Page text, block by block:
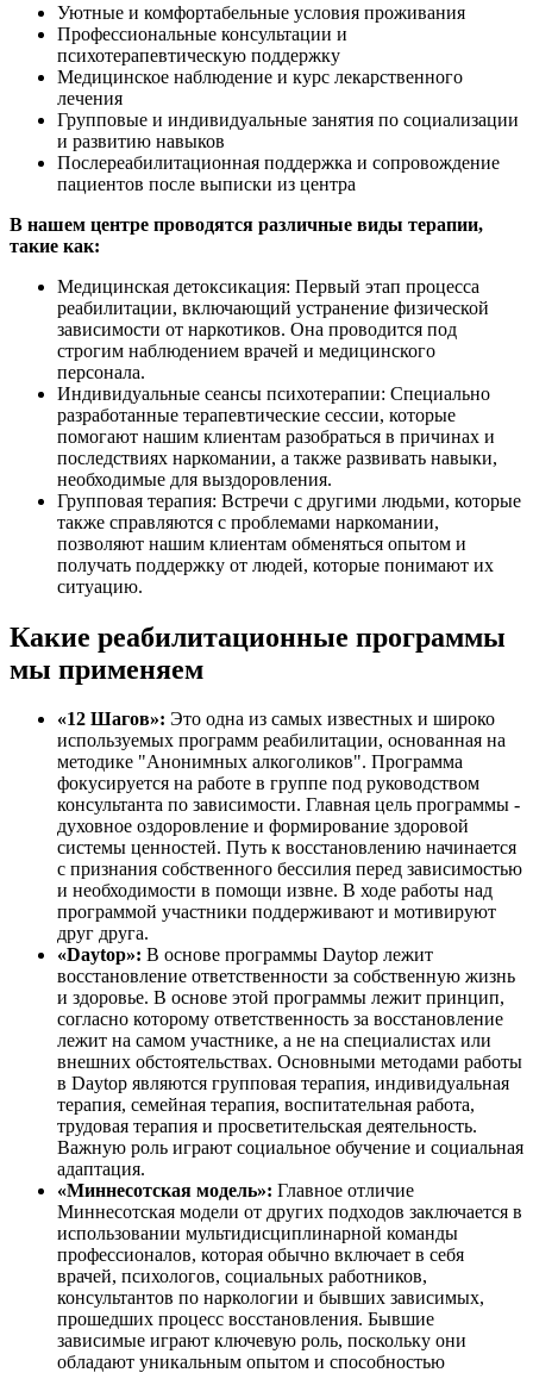
Уютные и комфортабельные условия проживания
Профессиональные консультации и
психотерапевтическую поддержку
Медицинское наблюдение и курс лекарственного
лечения
Групповые и индивидуальные занятия по социализации
и развитию навыков
Послереабилитационная поддержка и сопровождение
пациентов после выписки из центра
В нашем центре проводятся различные виды терапии,
такие как:
Медицинская детоксикация: Первый этап процесса
реабилитации, включающий устранение физической
зависимости от наркотиков. Она проводится под
строгим наблюдением врачей и медицинского
персонала.
Индивидуальные сеансы психотерапии: Специально
разработанные терапевтические сессии, которые
помогают нашим клиентам разобраться в причинах и
последствиях наркомании, а также развивать навыки,
необходимые для выздоровления.
Групповая терапия: Встречи с другими людьми, которые
также справляются с проблемами наркомании,
позволяют нашим клиентам обменяться опытом и
получать поддержку от людей, которые понимают их
ситуацию.
Какие реабилитационные программы
мы применяем
«12 Шагов»: Это одна из самых известных и широко
используемых программ реабилитации, основанная на
методике "Анонимных алкоголиков". Программа
фокусируется на работе в группе под руководством
консультанта по зависимости. Главная цель программы -
духовное оздоровление и формирование здоровой
системы ценностей. Путь к восстановлению начинается
с признания собственного бессилия перед зависимостью
и необходимости в помощи извне. В ходе работы над
программой участники поддерживают и мотивируют
друг друга.
«Daytop»: В основе программы Daytop лежит
восстановление ответственности за собственную жизнь
и здоровье. В основе этой программы лежит принцип,
согласно которому ответственность за восстановление
лежит на самом участнике, а не на специалистах или
внешних обстоятельствах. Основными методами работы
в Daytop являются групповая терапия, индивидуальная
терапия, семейная терапия, воспитательная работа,
трудовая терапия и просветительская деятельность.
Важную роль играют социальное обучение и социальная
адаптация.
«Миннесотская модель»: Главное отличие
Миннесотская модели от других подходов заключается в
использовании мультидисциплинарной команды
профессионалов, которая обычно включает в себя
врачей, психологов, социальных работников,
консультантов по наркологии и бывших зависимых,
прошедших процесс восстановления. Бывшие
зависимые играют ключевую роль, поскольку они
обладают уникальным опытом и способностью